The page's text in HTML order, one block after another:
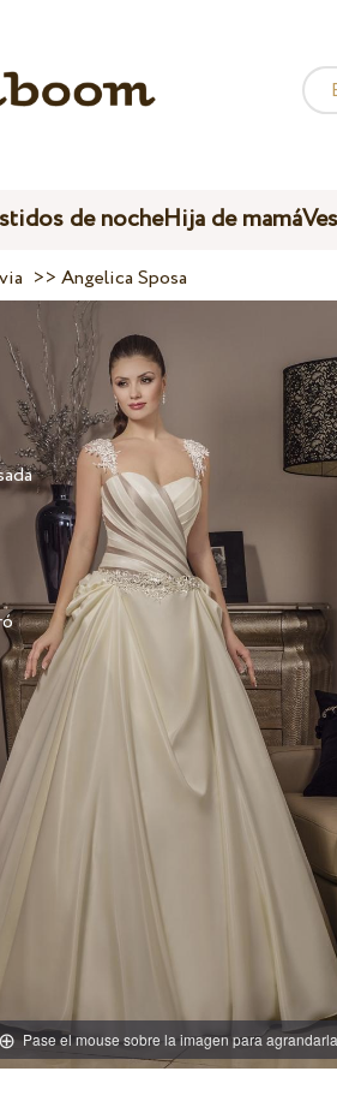
de nocheHija de mamá
>>Angelica Sposa
Pase el mouse sobre la imagen para agrandarla
interesada
compró